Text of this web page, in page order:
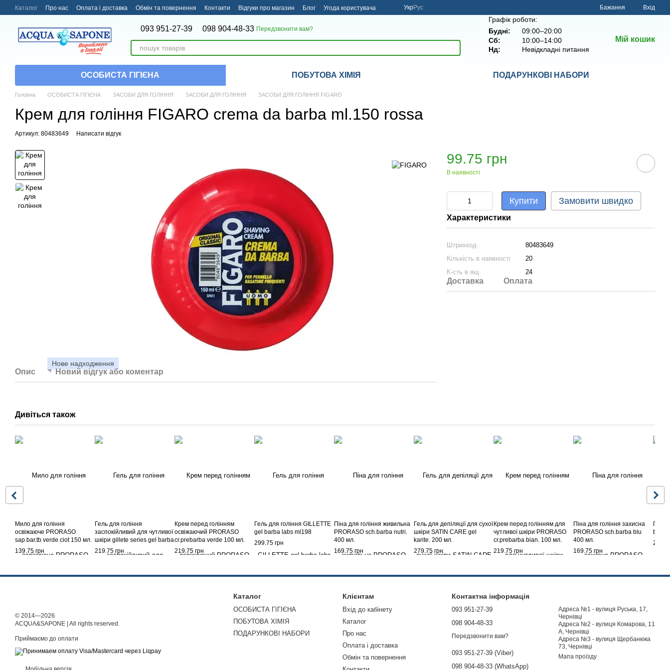
Перейти до основного контенту
Каталог Про нас Оплата і доставка Обмін та повернення Контакти Відгуки про магазин Блог Угода користувача УкрРус Бажання Вхід
093 951-27-39 098 904-48-33 Передзвонити вам?
Графік роботи:
Будні:
09:00–20:00
Сб:
10:00–14:00
Нд:
Невідкладні питання
Мій кошик
ОСОБИСТА ГІГІЄНА ПОБУТОВА ХІМІЯ ПОДАРУНКОВІ НАБОРИ
Головна ОСОБИСТА ГІГІЄНА ЗАСОБИ ДЛЯ ГОЛІННЯ ЗАСОБИ ДЛЯ ГОЛІННЯ ЗАСОБИ ДЛЯ ГОЛІННЯ FIGARO
Крем для гоління FIGARO crema da barba ml.150 rossa
Артикул: 80483649 Написати відгук
Нове надходження
Опис Новий відгук або коментар
99.75 грн
В наявності
Купити Замовити швидко
Характеристики
Штрихкод
80483649
Кількість в наявності
20
К-сть в ящ.
24
Доставка Оплата
Дивіться також
Мило для гоління
освіжаюче PRORASO
sap.bar.tb verde ciot 150 мл.
139.75 грн
Гель для гоління
заспокійливий для чутливої
шкіри gillete series gel barba
spr sensibili 200 мл.
219.75 грн
Крем перед голінням
освіжаючий PRORASO
cr.prebarba verde 100 мл.
219.75 грн
Гель для гоління GILLETTE
gel barba labs ml198
299.75 грн
Піна для гоління живильна
PRORASO sch.barba nutri.
400 мл.
169.75 грн
Гель для депіляції для сухої
шкіри SATIN CARE gel
karite. 200 мл.
279.75 грн
Крем перед голінням для
чутливої шкіри PRORASO
cr.prebarba bian. 100 мл.
219.75 грн
Піна для гоління захисна
PRORASO sch.barba blu
400 мл.
169.75 грн
Гель
barba
© 2014—2026
ACQUA&SAPONE | All rights reserved.
Приймаємо до оплати
Каталог
ОСОБИСТА ГІГІЄНА
ПОБУТОВА ХІМІЯ
ПОДАРУНКОВІ НАБОРИ
Клієнтам
Вхід до кабінету
Каталог
Про нас
Оплата і доставка
Обмін та повернення
Контактна інформація
093 951-27-39
098 904-48-33
Передзвонити вам?
093 951-27-39 (Viber)
098 904-48-33 (WhatsApp)
Адреса №1 - вулиця Руська, 17,
Чернівці
Адреса №2 - вулиця Комарова, 11
А, Чернівці
Адреса №3 - вулиця Щербанюка
73, Чернівці
Мапа проїзду